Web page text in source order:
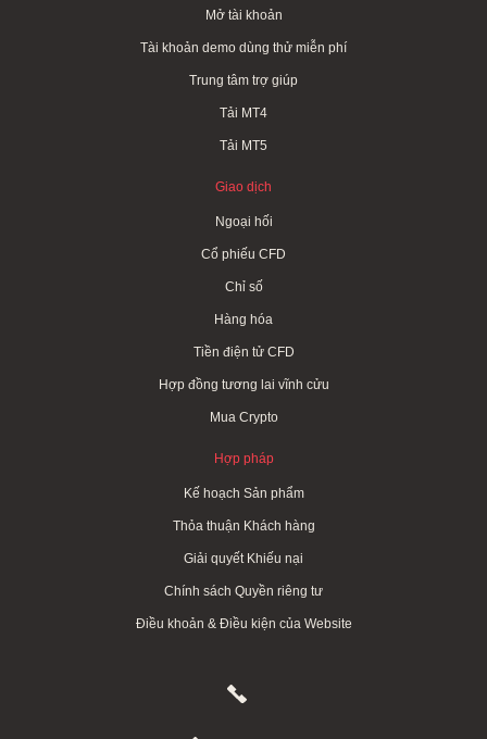
Mở tài khoản
Tài khoản demo dùng thử miễn phí
Trung tâm trợ giúp
Tải MT4
Tải MT5
Giao dịch
Ngoại hối
Cổ phiếu CFD
Chỉ số
Hàng hóa
Tiền điện tử CFD
Hợp đồng tương lai vĩnh cửu
Mua Crypto
Hợp pháp
Kế hoạch Sản phẩm
Thỏa thuận Khách hàng
Giải quyết Khiếu nại
Chính sách Quyền riêng tư
Điều khoản & Điều kiện của Website